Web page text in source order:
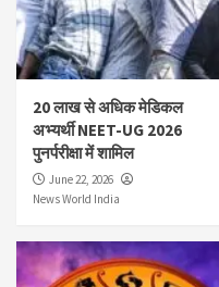
20 लाख से अधिक मेडिकल
अभ्यर्थी NEET-UG 2026
पुनर्परीक्षा में शामिल
June 22, 2026
News World India